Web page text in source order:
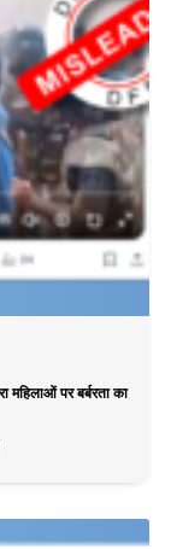
महिलाओं पर बर्बरता का